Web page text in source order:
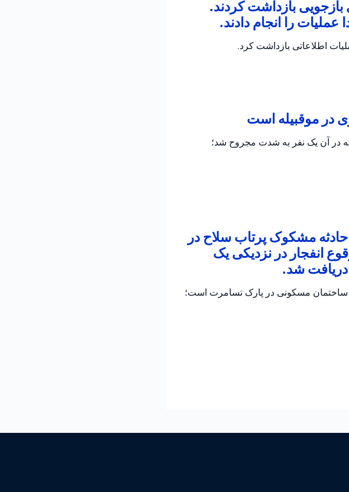
بازجویی بازداشت کردند.
را انجام دادند.
اطلاعاتی بازداشت کرد.
در موقبیله است
در آن یک نفر به شدت مجروح شد؛
حادثه مشکوک پرتاب سلاح در
انفجار در نزدیکی یک
شد.
ساختمان مسکونی در پارک تسامرت است؛